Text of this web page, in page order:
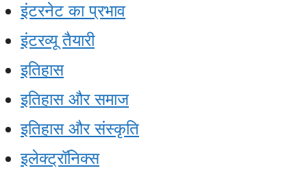
इंटरनेट का प्रभाव
इंटरव्यू तैयारी
इतिहास
इतिहास और समाज
इतिहास और संस्कृति
इलेक्ट्रॉनिक्स